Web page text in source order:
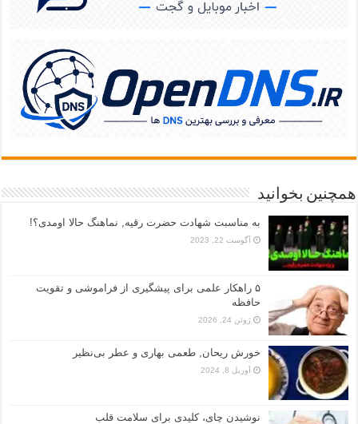
همچنین بخوانید
به مناسبت شهادت حضرت رقیه, نماهنگ حالا اومدی؟!
آگوست 22, 2023
۵ راهکار علمی برای پیشگیری از فراموشی و تقویت
حافظه
ژوئن 24, 2026
خورش ریحان, طعمی بهاری و عطر بی‌نظیر
آوریل 8, 2024
نوشیدن چای، کلیدی برای سلامت قلب